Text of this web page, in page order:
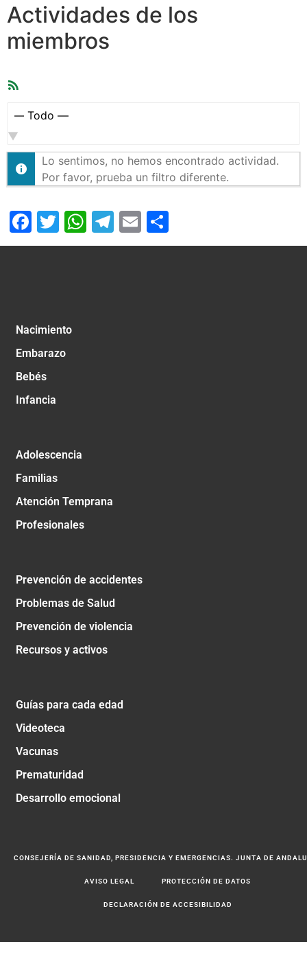
Actividades de los
miembros
Mostrar:
Lo sentimos, no hemos encontrado actividad.
Por favor, prueba un filtro diferente.
Facebook
Twitter
WhatsApp
Telegram
Email
Nacimiento
Embarazo
Bebés
Infancia
Adolescencia
Familias
Atención Temprana
Profesionales
Prevención de accidentes
Problemas de Salud
Prevención de violencia
Recursos y activos
Guías para cada edad
Videoteca
Vacunas
Prematuridad
Desarrollo emocional
CONSEJERÍA DE SANIDAD, PRESIDENCIA Y EMERGENCIAS. JUNTA DE
AVISO LEGAL PROTECCIÓN DE DATOS
DECLARACIÓN DE ACCESIBILIDAD